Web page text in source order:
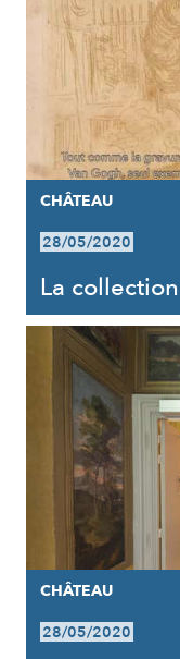
CHÂTEAU
28/05/2020
La
CHÂTEAU
28/05/2020